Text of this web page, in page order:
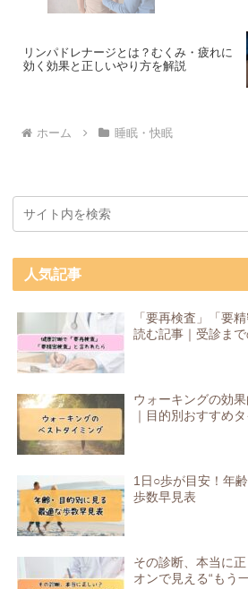
リンパドレナージとは？むくみ・疲れに
効く効果と正しいやり方を解説
ホーム 睡眠・快眠
人気記事
「要再検査」「要
読む記事｜受診ま
ウォーキングの効
｜目的別おすすめ
1日○歩が目安！年
歩数早見表
その診断、本当に
オンで見える“もう